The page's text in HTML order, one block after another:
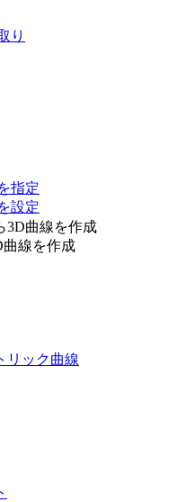
り
指定
設定
3D曲線を作成
曲線を作成
リック曲線